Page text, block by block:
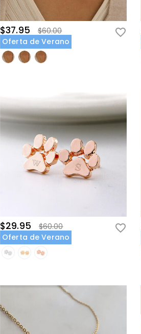
$37.95
$60.00
Oferta de Verano
$29.95
$60.00
Oferta de Verano